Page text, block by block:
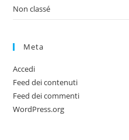
Non classé
Meta
Accedi
Feed dei contenuti
Feed dei commenti
WordPress.org